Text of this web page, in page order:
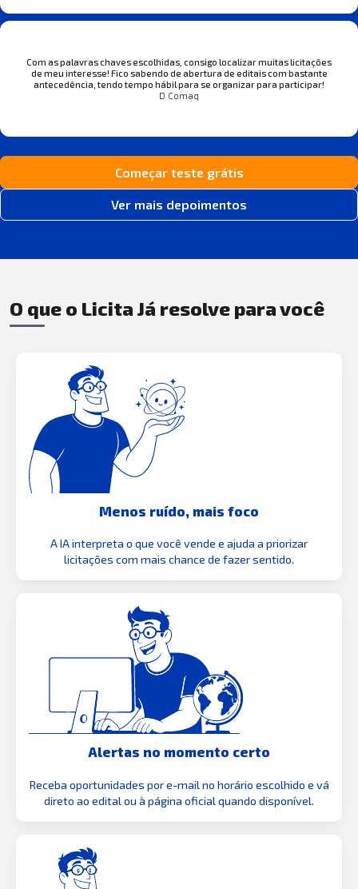
Com as palavras chaves escolhidas, consigo localizar muitas licitações
de meu interesse! Fico sabendo de abertura de editais com bastante
antecedência, tendo tempo hábil para se organizar para participar!
D Comaq
Começar teste grátis
Ver mais depoimentos
O que o Licita Já resolve para você
Menos ruído, mais foco
A IA interpreta o que você vende e ajuda a priorizar
licitações com mais chance de fazer sentido.
Alertas no momento certo
Receba oportunidades por e-mail no horário escolhido e vá
direto ao edital ou à página oficial quando disponível.